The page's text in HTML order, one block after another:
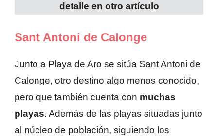
detalle en otro artículo
Sant Antoni de Calonge
Junto a Playa de Aro se sitúa Sant Antoni de
Calonge, otro destino algo menos conocido,
pero que también cuenta con muchas
playas. Además de las playas situadas junto
al núcleo de población, siguiendo los